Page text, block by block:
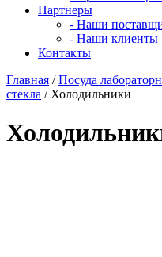
Партнеры
- Наши
- Наши клиенты
Контакты
Главная /Посуда
стекла / Холодильники